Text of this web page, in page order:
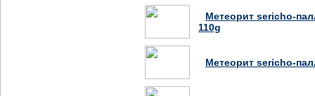
Метеорит sericho-
110g
Метеорит sericho-